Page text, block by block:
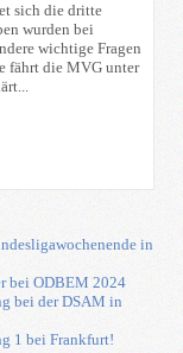
sich die dritte
wurden bei
wichtige Fragen
fährt die MVG unter
in
bei ODBEM 2024
bei der DSAM in
1 bei Frankfurt!